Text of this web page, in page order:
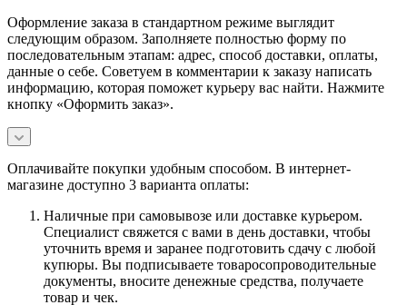
Оформление заказа в стандартном режиме выглядит
следующим образом. Заполняете полностью форму по
последовательным этапам: адрес, способ доставки, оплаты,
данные о себе. Советуем в комментарии к заказу написать
информацию, которая поможет курьеру вас найти. Нажмите
кнопку «Оформить заказ».
Оплачивайте покупки удобным способом. В интернет-
магазине доступно 3 варианта оплаты:
Наличные при самовывозе или доставке курьером.
Специалист свяжется с вами в день доставки, чтобы
уточнить время и заранее подготовить сдачу с любой
купюры. Вы подписываете товаросопроводительные
документы, вносите денежные средства, получаете
товар и чек.